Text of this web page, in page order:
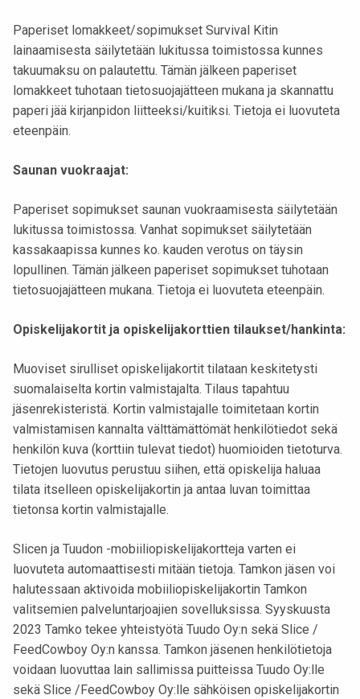
Paperiset lomakkeet/sopimukset Survival Kitin
lainaamisesta säilytetään lukitussa toimistossa kunnes
takuumaksu on palautettu. Tämän jälkeen paperiset
lomakkeet tuhotaan tietosuojajätteen mukana ja skannattu
paperi jää kirjanpidon liitteeksi/kuitiksi. Tietoja ei luovuteta
eteenpäin.
Saunan vuokraajat:
Paperiset sopimukset saunan vuokraamisesta säilytetään
lukitussa toimistossa. Vanhat sopimukset säilytetään
kassakaapissa kunnes ko. kauden verotus on täysin
lopullinen. Tämän jälkeen paperiset sopimukset tuhotaan
tietosuojajätteen mukana. Tietoja ei luovuteta eteenpäin.
Opiskelijakortit ja opiskelijakorttien tilaukset/hankinta:
Muoviset sirulliset opiskelijakortit tilataan keskitetysti
suomalaiselta kortin valmistajalta. Tilaus tapahtuu
jäsenrekisteristä. Kortin valmistajalle toimitetaan kortin
valmistamisen kannalta välttämättömät henkilötiedot sekä
henkilön kuva (korttiin tulevat tiedot) huomioiden tietoturva.
Tietojen luovutus perustuu siihen, että opiskelija haluaa
tilata itselleen opiskelijakortin ja antaa luvan toimittaa
tietonsa kortin valmistajalle.
Slicen ja Tuudon -mobiiliopiskelijakortteja varten ei
luovuteta automaattisesti mitään tietoja. Tamkon jäsen voi
halutessaan aktivoida mobiiliopiskelijakortin Tamkon
valitsemien palveluntarjoajien sovelluksissa. Syyskuusta
2023 Tamko tekee yhteistyötä Tuudo Oy:n sekä Slice /
FeedCowboy Oy:n kanssa. Tamkon jäsenen henkilötietoja
voidaan luovuttaa lain sallimissa puitteissa Tuudo Oy:lle
sekä Slice /FeedCowboy Oy:lle sähköisen opiskelijakortin